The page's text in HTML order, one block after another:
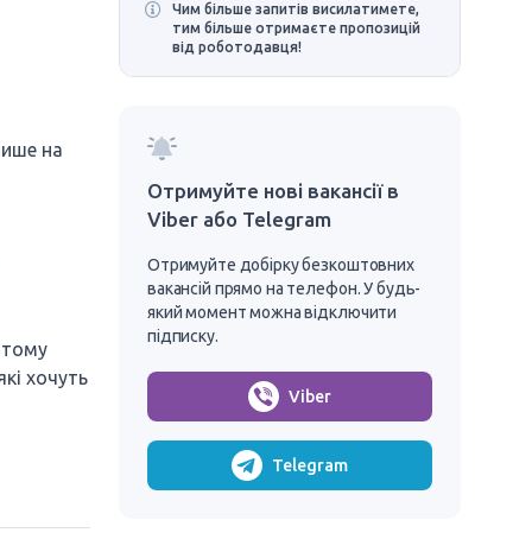
на
тому
хочуть
Чим більше запитів висилатимете,
тим більше отримаєте пропозицій
від роботодавця!
Отримуйте нові вакансії в
Viber або Telegram
Отримуйте добірку безкоштовних
вакансій прямо на телефон. У будь-
який момент можна відключити
підписку.
Viber
Telegram